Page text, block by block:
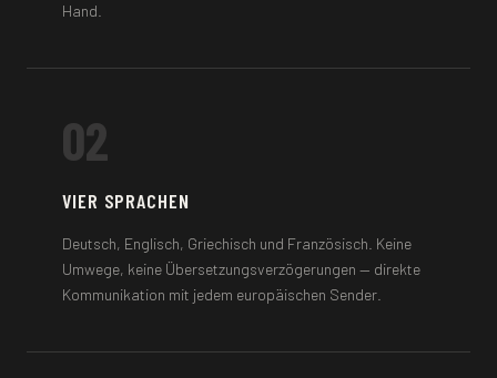
Hand.
02
VIER SPRACHEN
Deutsch, Englisch, Griechisch und Französisch. Keine
Umwege, keine Übersetzungsverzögerungen — direkte
Kommunikation mit jedem europäischen Sender.